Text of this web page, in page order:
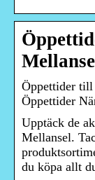
Öppettider till
Öppettider
Upptäck de
Mellansel.
du köpa allt